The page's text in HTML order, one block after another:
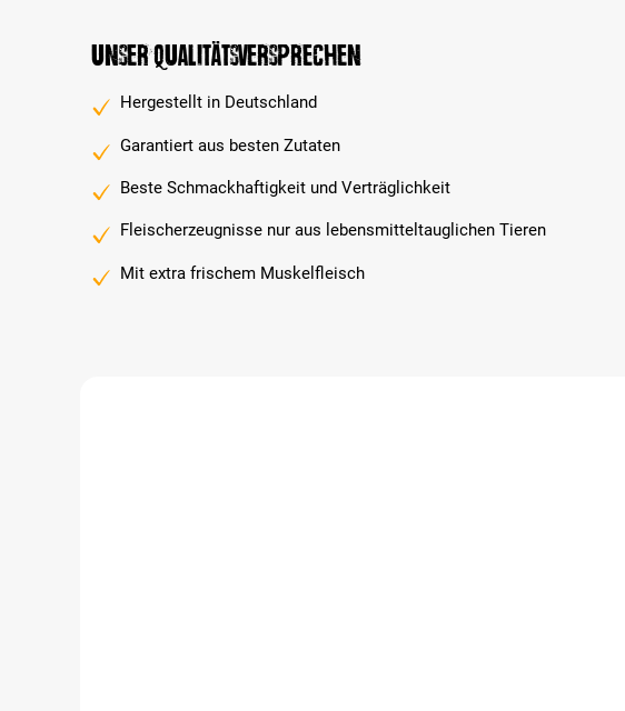
Unser Qualitätsversprechen
Hergestellt in Deutschland
Garantiert aus besten Zutaten
Beste Schmackhaftigkeit und Verträglichkeit
Fleischerzeugnisse nur aus lebensmitteltauglichen Tieren
Mit extra frischem Muskelfleisch